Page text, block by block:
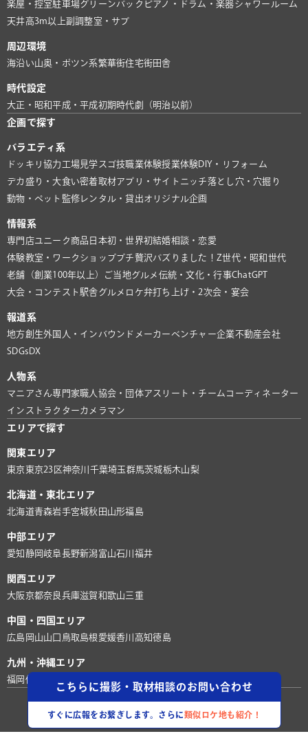
こちらに撮影・取材相談のお問い合わせ
すぐに広報をお繋ぎします。さらに類似ロケ地も紹介！
楽屋・控室駐車場グリーンバック ピアノ・ドラム・楽器シャワールーム
天井高3m以上副調整室・サブ
周辺環境
海沿い山奥・ポツン系繁華街住宅街田舎
時代設定
大正・昭和平成・平成初期時代劇（明治以前）
企画で探す
バラエティ系
ドッキリ協力 工場見学 スゴ技職業体験授業体験 DIY・リフォーム
デカ盛り・大食い密着取材アプリ・サイト ニッチ落とし穴・穴掘り
動物・ペット 監修 レンタル・貸出オリジナル企画
情報系
専門店ユニーク商品 日本初・世界初結婚相談・恋愛
体験教室・ワークショッププチ贅沢バズりました！ Z世代・昭和世代
老舗（創業100年以上）
ご当地グルメ 伝統・文化・行事ChatGPT
大会・コンテスト 駅舎グルメ ロケ弁打ち上げ・2次会・宴会
報道系
地方創生外国人・インバウンド メーカー ベンチャー企業不動産会社
SDGs DX
人物系
マニアさん専門家 職人 協会・団体アスリート・チーム コーディネーター
インストラクターカメラマン
エリアで探す
関東エリア
東京 東京23区神奈川 千葉埼玉群馬茨城栃木山梨
北海道・東北エリア
北海道青森岩手宮城秋田 山形福島
中部エリア
愛知 静岡 岐阜長野新潟富山石川 福井
関西エリア
大阪京都奈良兵庫滋賀和歌山 三重
中国・四国エリア
広島 岡山山口 鳥取島根 愛媛香川 高知徳島
九州・沖縄エリア
福岡 佐賀
©株式会社ロケグー